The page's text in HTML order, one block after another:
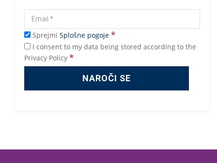
Sprejmi Splošne pogoje *
I consent to my data being stored according to the
Privacy Policy *